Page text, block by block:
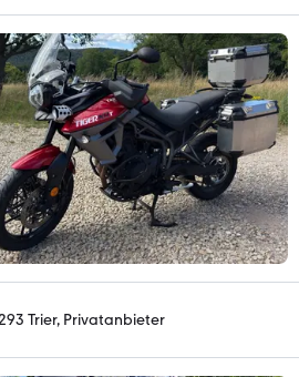
Trier, Privatanbieter